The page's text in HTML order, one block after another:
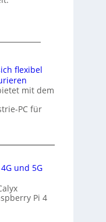
flexibel
mit dem
PC für
und 5G
Pi 4